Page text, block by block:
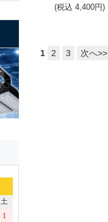
土
1
(税込4,400円)
1 2 3 次へ>>